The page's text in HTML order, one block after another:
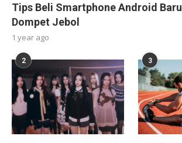
Tips Beli Smartphone Android
Dompet Jebol
1 year ago
2 3